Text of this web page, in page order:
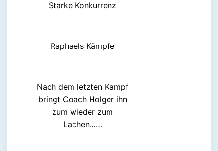
Starke Konkurrenz
Raphaels Kämpfe
Nach dem letzten Kampf
bringt Coach Holger ihn
zum wieder zum
Lachen……